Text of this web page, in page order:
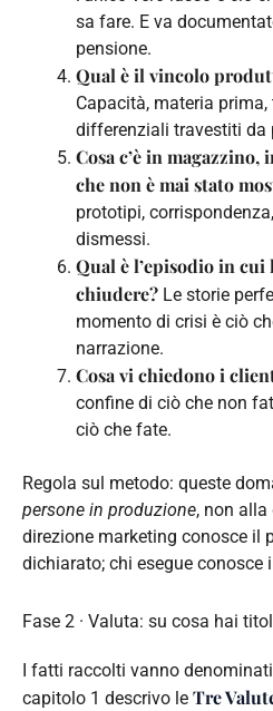
sa fare. E va
pensione.
Qual è il vincolo
Capacità, materia
differenziali travestiti da
Cosa c’è in
che non è mai stato
prototipi,
dismessi.
Qual è l’episodio in cui
chiudere? Le storie
momento di crisi è ciò
narrazione.
Cosa vi chiedono i
confine di ciò che non
ciò che fate.
Regola sul metodo: queste
persone in produzione, non
direzione marketing conosce il
dichiarato; chi esegue conosce
Fase 2 · Valuta: su cosa hai
I fatti raccolti vanno
capitolo 1 descrivo le Tre